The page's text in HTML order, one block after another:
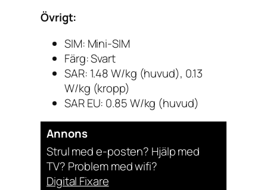
Övrigt:
SIM: Mini-SIM
Färg: Svart
SAR: 1.48 W/kg (huvud), 0.13
W/kg (kropp)
SAR EU: 0.85 W/kg (huvud)
Annons
Strul med e-posten? Hjälp med
TV? Problem med wifi?
Digital Fixare